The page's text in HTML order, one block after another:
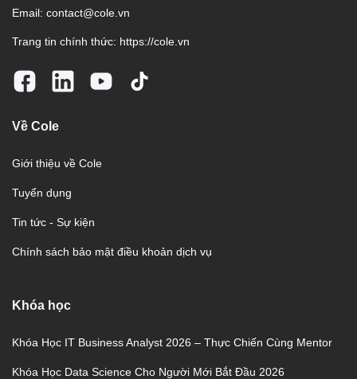
Email: contact@cole.vn
Trang tin chính thức: https://cole.vn
Về Cole
Giới thiệu về Cole
Tuyển dụng
Tin tức - Sự kiện
Chính sách bảo mật điều khoản dịch vụ
Khóa học
Khóa Học IT Business Analyst 2026 – Thực Chiến Cùng Mentor
Khóa Học Data Science Cho Người Mới Bắt Đầu 2026